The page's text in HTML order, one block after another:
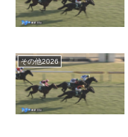
その他2026